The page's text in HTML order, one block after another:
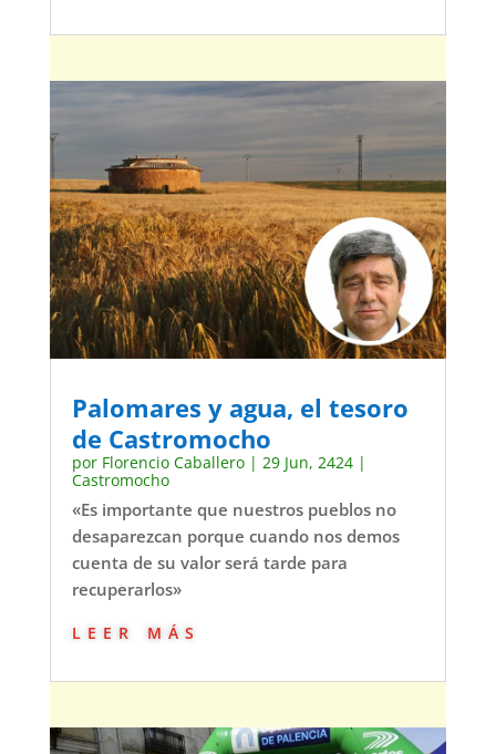
Palomares y agua, el tesoro
de Castromocho
por Florencio Caballero| 29 Jun, 2424|
Castromocho
«Es importante que nuestros pueblos no
desaparezcan porque cuando nos demos
cuenta de su valor será tarde para
recuperarlos»
leer más